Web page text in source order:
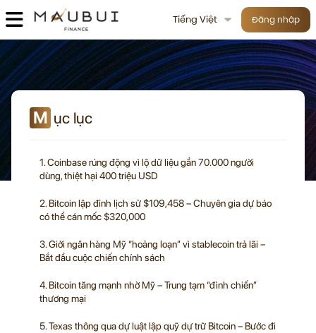
Tiếng Việt Đăng nhập
M ục lục
1. Coinbase rúng động vì lộ dữ liệu gần 70.000 người
dùng, thiệt hại 400 triệu USD
2. Bitcoin lập đỉnh lịch sử $109,458 – Chuyên gia dự báo
có thể cán mốc $320,000
3. Giới ngân hàng Mỹ “hoảng loạn” vì stablecoin trả lãi –
Bắt đầu cuộc chiến chính sách
4. Bitcoin tăng mạnh nhờ Mỹ – Trung tạm “đình chiến”
thương mại
5. Texas thông qua dự luật lập quỹ dự trữ Bitcoin – Bước đi